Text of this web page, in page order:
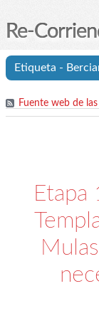
Re-
Etiqueta -
Fuente web de
Etapa